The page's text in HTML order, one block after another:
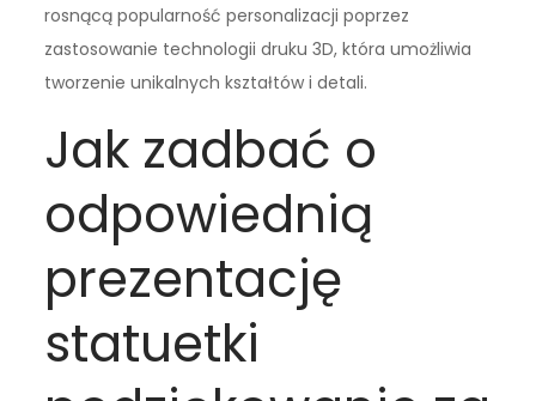
rosnącą popularność personalizacji poprzez
zastosowanie technologii druku 3D, która umożliwia
tworzenie unikalnych kształtów i detali.
Jak zadbać o
odpowiednią
prezentację
statuetki